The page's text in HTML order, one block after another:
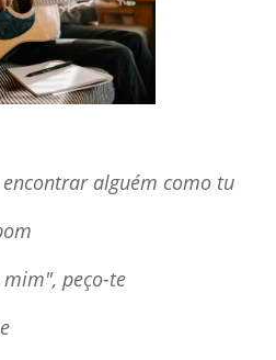
alguém como tu
mim", peço-te